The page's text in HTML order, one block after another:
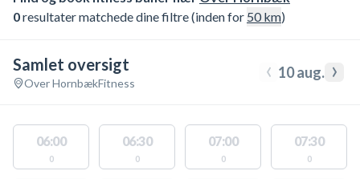
0resultater matchede dine filtre (inden for 50km)
Samlet oversigt
Over HornbækFitness ‹ 10 aug. ›
06:00
0
06:30
0
07:00
0
07:30
0